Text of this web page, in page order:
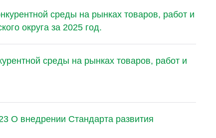
среды на рынках товаров, работ и
округа за 2025 год.
среды на рынках товаров, работ и
О внедрении Стандарта развития